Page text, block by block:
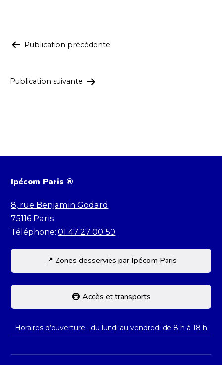
Navigation
l’article
Publication précédente
Publication suivante
Ipécom Paris ®
8, rue Benjamin Godard
75116 Paris
Téléphone:01 47 27 00 50
📍 Zones desservies par Ipécom Paris
élèves de toute la capitale et d’Île-de-France.
Paris : 7e, 8e, 15e, 16e, 17e arrondissements
Boulogne-Billancourt, Neuilly-sur-Seine,
🚇 Accès et transports
transports en commun. Elle se trouve à
Horaires d’ouverture : du lundi au vendredi de 8 h à 18 h